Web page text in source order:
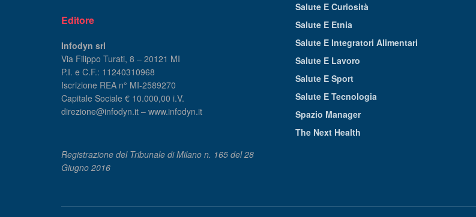
Editore
Infodyn srl
Via Filippo Turati, 8 – 20121 MI
P.I. e C.F.: 11240310968
Iscrizione REA n° MI-2589270
Capitale Sociale € 10.000,00 i.V.
direzione@infodyn.it – www.infodyn.it
Registrazione del Tribunale di Milano n. 165 del 28
Giugno 2016
Salute E Curiosità
Salute E Etnia
Salute E Integratori Alimentari
Salute E Lavoro
Salute E Sport
Salute E Tecnologia
Spazio Manager
The Next Health